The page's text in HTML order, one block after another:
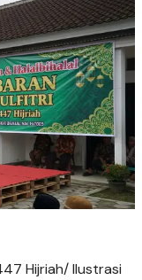
Hijriah/ Ilustrasi